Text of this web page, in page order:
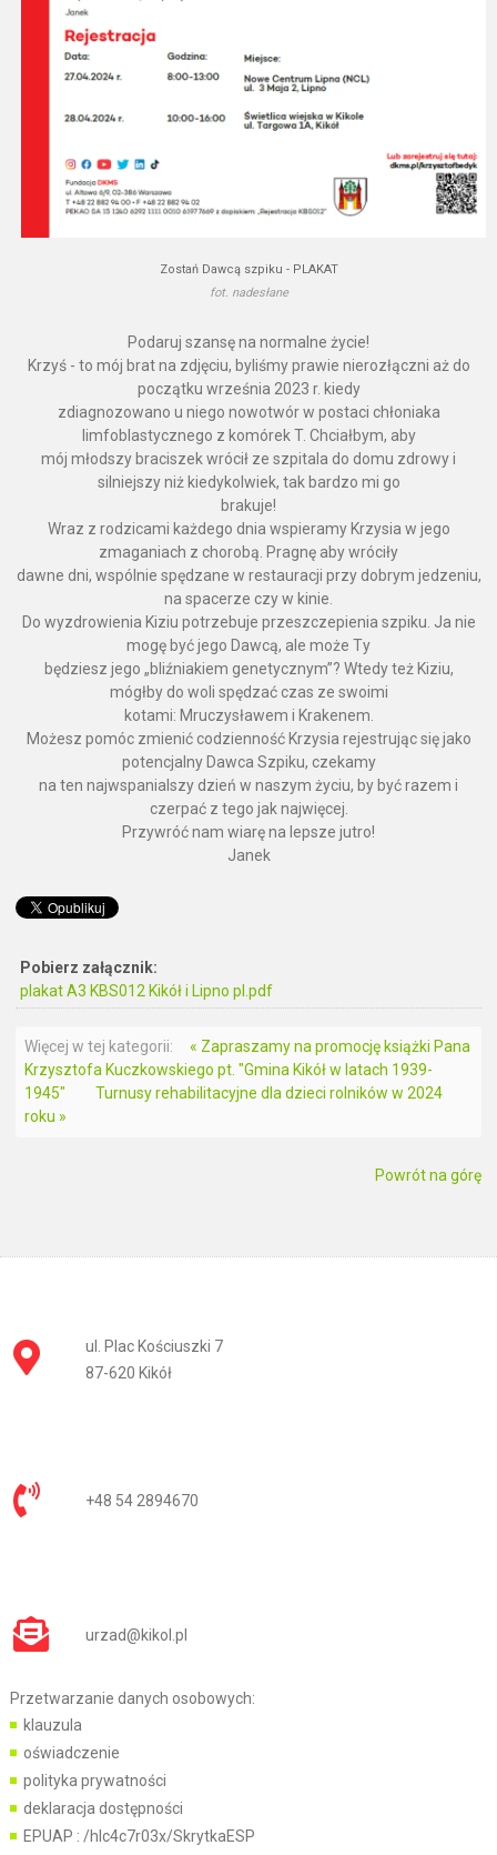
Zostań Dawcą szpiku - PLAKAT
fot. nadesłane
Podaruj szansę na normalne życie!
Krzyś - to mój brat na zdjęciu, byliśmy prawie nierozłączni aż do
początku września 2023 r. kiedy
zdiagnozowano u niego nowotwór w postaci chłoniaka
limfoblastycznego z komórek T. Chciałbym, aby
mój młodszy braciszek wrócił ze szpitala do domu zdrowy i
silniejszy niż kiedykolwiek, tak bardzo mi go
brakuje!
Wraz z rodzicami każdego dnia wspieramy Krzysia w jego
zmaganiach z chorobą. Pragnę aby wróciły
dawne dni, wspólnie spędzane w restauracji przy dobrym jedzeniu,
na spacerze czy w kinie.
Do wyzdrowienia Kiziu potrzebuje przeszczepienia szpiku. Ja nie
mogę być jego Dawcą, ale może Ty
będziesz jego „bliźniakiem genetycznym”? Wtedy też Kiziu,
mógłby do woli spędzać czas ze swoimi
kotami: Mruczysławem i Krakenem.
Możesz pomóc zmienić codzienność Krzysia rejestrując się jako
potencjalny Dawca Szpiku, czekamy
na ten najwspanialszy dzień w naszym życiu, by być razem i
czerpać z tego jak najwięcej.
Przywróć nam wiarę na lepsze jutro!
Janek
Pobierz załącznik:
plakat A3 KBS012 Kikół i Lipno pl.pdf
Więcej w tej kategorii:
« Zapraszamy na promocję książki Pana
Krzysztofa Kuczkowskiego pt. "Gmina Kikół w latach 1939-
1945"
Turnusy rehabilitacyjne dla dzieci rolników w 2024
roku »
Powrót na górę
ul. Plac Kościuszki 7
87-620 Kikół
+48 54 2894670
urzad@kikol.pl
Przetwarzanie danych osobowych:
klauzula
oświadczenie
polityka prywatności
deklaracja dostępności
EPUAP : /hlc4c7r03x/SkrytkaESP